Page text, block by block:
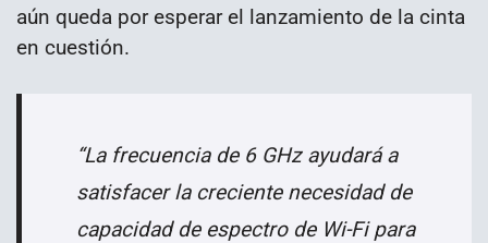
aún queda por esperar el lanzamiento de la cinta
en cuestión.
“La frecuencia de 6 GHz ayudará a
satisfacer la creciente necesidad de
capacidad de espectro de Wi-Fi para